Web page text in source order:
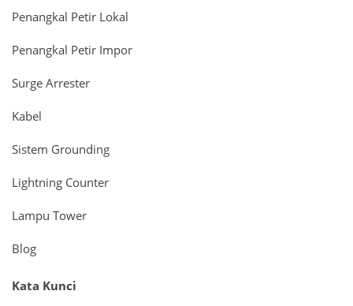
Penangkal Petir Lokal
Penangkal Petir Impor
Surge Arrester
Kabel
Sistem Grounding
Lightning Counter
Lampu Tower
Blog
Kata Kunci